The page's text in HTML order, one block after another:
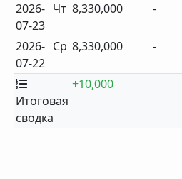
2026-
07-23
Чт 8,330,000 -
2026-
07-22
Ср 8,330,000 -
Итоговая
сводка
+10,000